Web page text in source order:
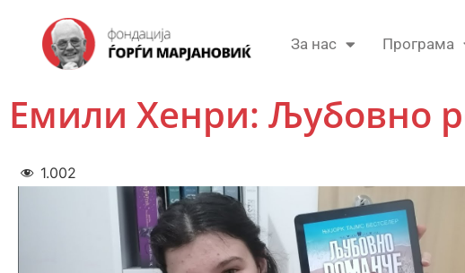
За нас Програма
Емили Хенри: Љубовно
1.002